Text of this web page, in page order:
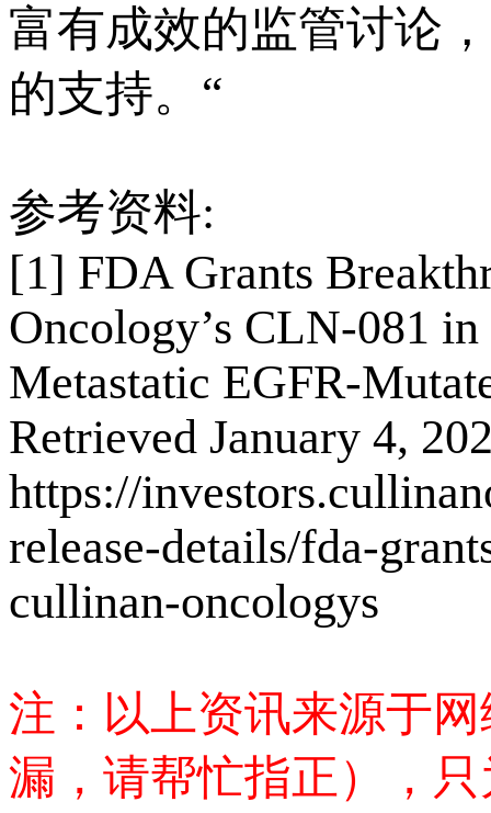
富有成效的监管讨论
的支持。“
参考资料:
[1] FDA Grants
Oncology’s CLN-081
Metastatic EGFR-
Retrieved January 4,
https://
release-details/fda-
cullinan-oncologys
注：以上资讯来源于
漏，请帮忙指正），